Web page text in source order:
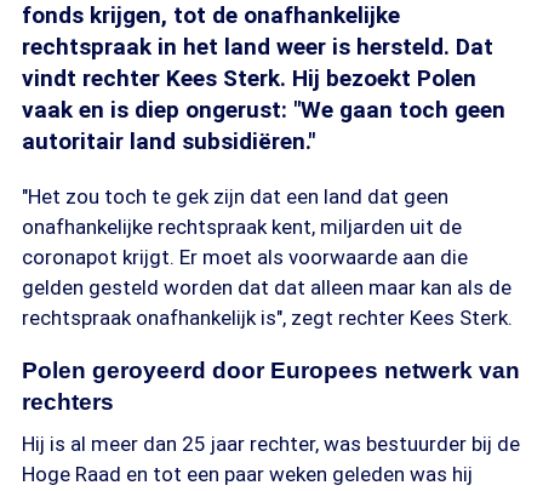
fonds krijgen, tot de onafhankelijke
rechtspraak in het land weer is hersteld. Dat
vindt rechter Kees Sterk. Hij bezoekt Polen
vaak en is diep ongerust: "We gaan toch geen
autoritair land subsidiëren."
"Het zou toch te gek zijn dat een land dat geen
onafhankelijke rechtspraak kent, miljarden uit de
coronapot krijgt. Er moet als voorwaarde aan die
gelden gesteld worden dat dat alleen maar kan als de
rechtspraak onafhankelijk is", zegt rechter Kees Sterk.
Polen geroyeerd door Europees netwerk van
rechters
Hij is al meer dan 25 jaar rechter, was bestuurder bij de
Hoge Raad en tot een paar weken geleden was hij